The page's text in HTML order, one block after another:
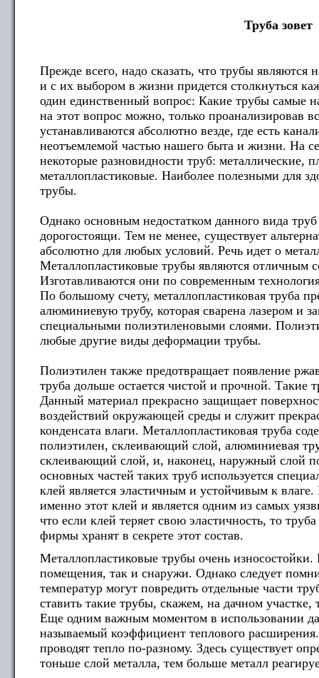
Труба зовет
Прежде всего, надо сказать, что трубы
и с их выбором в жизни придется столкнуться
один единственный вопрос: Какие трубы самые
на этот вопрос можно, только проанализировав
устанавливаются абсолютно везде, где есть
неотъемлемой частью нашего быта и жизни. На
некоторые разновидности труб: металлические,
металлопластиковые. Наиболее полезными для
трубы.
Однако основным недостатком данного вида
дорогостоящи. Тем не менее, существует
абсолютно для любых условий. Речь идет о
Металлопластиковые трубы являются отличным
Изготавливаются они по современным
По большому счету, металлопластиковая труба
алюминиевую трубу, которая сварена лазером и
специальными полиэтиленовыми слоями.
любые другие виды деформации трубы.
Полиэтилен также предотвращает появление
труба дольше остается чистой и прочной. Такие
Данный материал прекрасно защищает
воздействий окружающей среды и служит
конденсата влаги. Металлопластиковая труба
полиэтилен, склеивающий слой, алюминиевая
склеивающий слой, и, наконец, наружный слой
основных частей таких труб используется
клей является эластичным и устойчивым к
именно этот клей и является одним из самых
что если клей теряет свою эластичность, то
фирмы хранят в секрете этот состав.
Металлопластиковые трубы очень
помещения, так и снаружи. Однако следует
температур могут повредить отдельные части
ставить такие трубы, скажем, на дачном
Еще одним важным моментом в использовании
называемый коэффициент теплового
проводят тепло по-разному. Здесь существует
тоньше слой металла, тем больше металл